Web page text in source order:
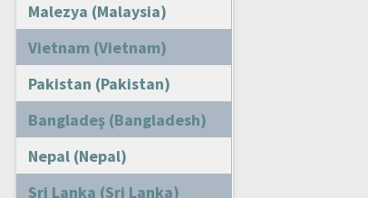
Malezya (Malaysia)
Vietnam (Vietnam)
Pakistan (Pakistan)
Bangladeş (Bangladesh)
Nepal (Nepal)
Sri Lanka (Sri Lanka)